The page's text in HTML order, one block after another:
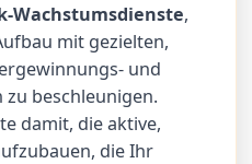
Wachstumsdienste,
mit gezielten,
und
zu beschleunigen.
damit, die aktive,
die Ihr